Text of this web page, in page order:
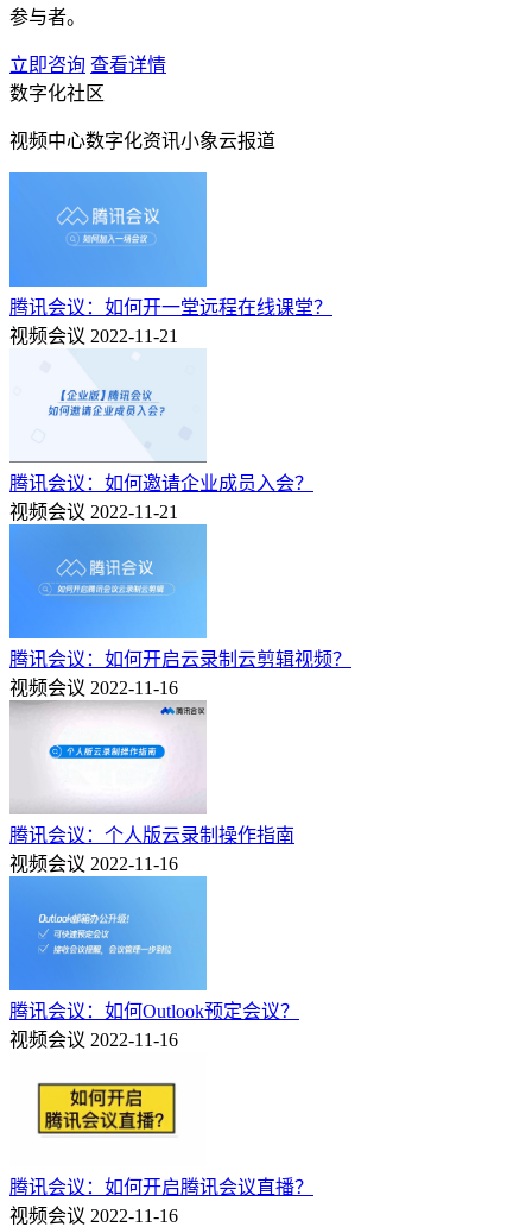
参与者。
立即咨询 查看详情
数字化社区
视频中心数字化资讯小象云报道
腾讯会议：如何开一堂远程在线课堂？
视频会议 2022-11-21
腾讯会议：如何邀请企业成员入会？
视频会议 2022-11-21
腾讯会议：如何开启云录制云剪辑视频？
视频会议 2022-11-16
腾讯会议：个人版云录制操作指南
视频会议 2022-11-16
腾讯会议：如何Outlook预定会议？
视频会议 2022-11-16
腾讯会议：如何开启腾讯会议直播？
视频会议 2022-11-16